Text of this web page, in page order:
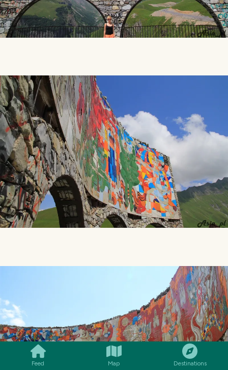
Feed Map Destinations
SMILES COMMENT SHARE